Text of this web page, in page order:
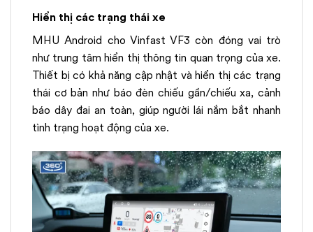
Hiển thị các trạng thái xe
MHU Android cho Vinfast VF3 còn đóng vai trò
như trung tâm hiển thị thông tin quan trọng của xe.
Thiết bị có khả năng cập nhật và hiển thị các trạng
thái cơ bản như báo đèn chiếu gần/chiếu xa, cảnh
báo dây đai an toàn, giúp người lái nắm bắt nhanh
tình trạng hoạt động của xe.